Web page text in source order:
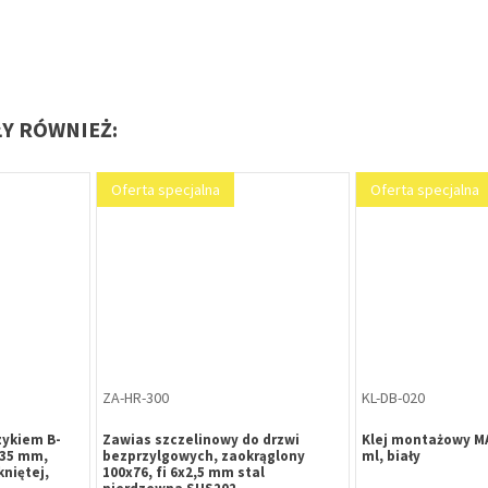
RÓWNIEŻ:
mm z
(nośność
KL-BY-003
Klamka drzwiowa z tarczką okrągłą
KL biała
KL-BY-004
Klamka drzwiowa
WB biała